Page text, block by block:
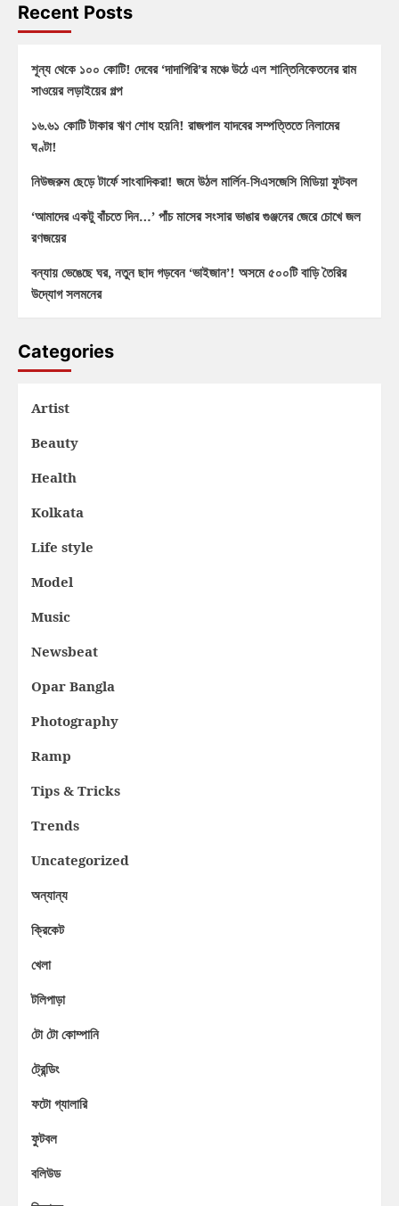
Recent Posts
শূন্য থেকে ১০০ কোটি! দেবের ‘দাদাগিরি’র মঞ্চে উঠে এল শান্তিনিকেতনের রাম
সাওয়ের লড়াইয়ের গল্প
১৬.৬১ কোটি টাকার ঋণ শোধ হয়নি! রাজপাল যাদবের সম্পত্তিতে নিলামের
ঘণ্টা!
নিউজরুম ছেড়ে টার্ফে সাংবাদিকরা! জমে উঠল মার্লিন-সিএসজেসি মিডিয়া ফুটবল
‘আমাদের একটু বাঁচতে দিন…’ পাঁচ মাসের সংসার ভাঙার গুঞ্জনের জেরে চোখে জল
রণজয়ের
বন্যায় ভেঙেছে ঘর, নতুন ছাদ গড়বেন ‘ভাইজান’! অসমে ৫০০টি বাড়ি তৈরির
উদ্যোগ সলমনের
Categories
Artist
Beauty
Health
Kolkata
Life style
Model
Music
Newsbeat
Opar Bangla
Photography
Ramp
Tips & Tricks
Trends
Uncategorized
অন্যান্য
ক্রিকেট
খেলা
টলিপাড়া
টো টো কোম্পানি
ট্রেন্ডিং
ফটো গ্যালারি
ফুটবল
বলিউড